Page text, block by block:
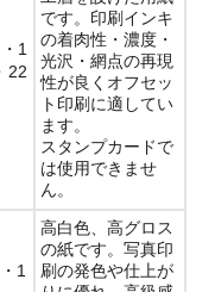
1
22
です。印刷インキ
の着肉性・濃度・
光沢・網点の再現
性が良くオフセッ
ト印刷に適してい
ます。
スタンプカードで
は使用できませ
ん。
1
高白色、高グロス
の紙です。写真印
刷の発色や仕上が